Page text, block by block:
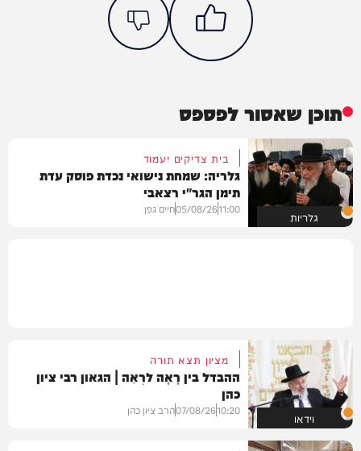
תוכן שאסור לפספס
גלריות
בית צדיקים יעמוד
גלריה: שמחת נישואי נכדת פוסק עדת
תימן הגר"י רצאבי
11:00
05/08/26חיים גפן
וידאו
מציון תצא תורה
ההבדל בין רָאָה לרְאֵה | הגאון רבי ציון
כהן
10:20
07/08/26הרב ציון כהן